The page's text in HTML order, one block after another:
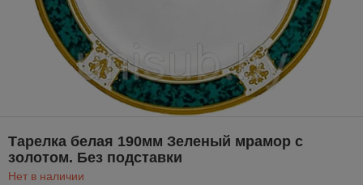
Тарелка белая 190мм Зеленый мрамор с
золотом. Без подставки
Нет в наличии